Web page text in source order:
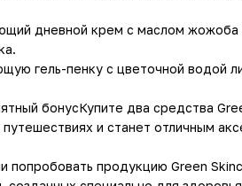
дневной крем с маслом жожоба
гель-пенку с цветочной водой
бонусКупите два средства
и станет отличным
попробовать продукцию Green